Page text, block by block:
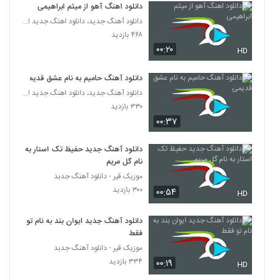
دانلود آهنگ جدید و زیبای مصطفی نوروزی با
نام عشق شیرین
۱,۰۷۰ بازدید
219
آهنگ هوا برت داشته از آرمین فریدونی(پاپ)
۸۹۰ بازدید
220
Karkhane Yani Chi)
Pedram Bahramzadeh In Jadeha
222
آهنگ زیبای لعنتی از حسام جوادی(پاپ)
۵۶۲ بازدید
Pejman Mobarra Shabe Yalda
۴۳۸ بازدید
۰۰:۲۰ HD
دانلود اهنگ آهو از میثم ابراهیمی
دانلود آهنگ جدید، دانلود اهنگ جدید ایرانی
۴۶۸ بازدید
۰۰:۳۷
دانلود آهنگ حامیم به نام عشق قدیمی
دانلود آهنگ جدید، دانلود اهنگ جدید ایرانی
۳۳۰ بازدید
۰۰:۵۴ HD
دانلود آهنگ جدید حفیظ تک استار به
نام گل مریم
موزیک قیر - دانلود آهنگ جدبد
۳۰۰ بازدید
۰۰:۱۹ HD
دانلود آهنگ جدید ایوان بند به نام تو
فقط
موزیک قیر - دانلود آهنگ جدبد
۳۳۴ بازدید